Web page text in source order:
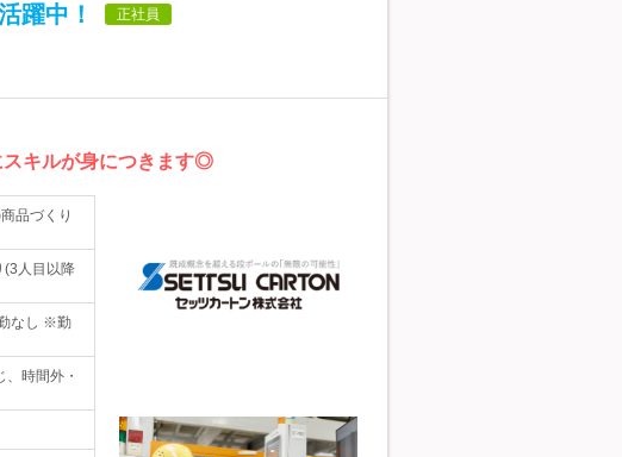
躍中！ 正社員
スキルが身につきます◎
品づくり
(3人目以降
なし ※勤
時間外・